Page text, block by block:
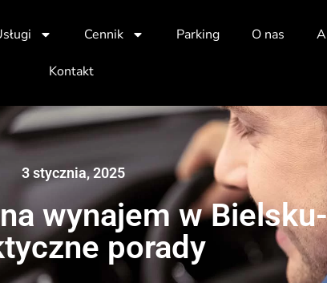
Cennik Parking O nas
Kontakt
3 stycznia, 2025
wynajem w
porady